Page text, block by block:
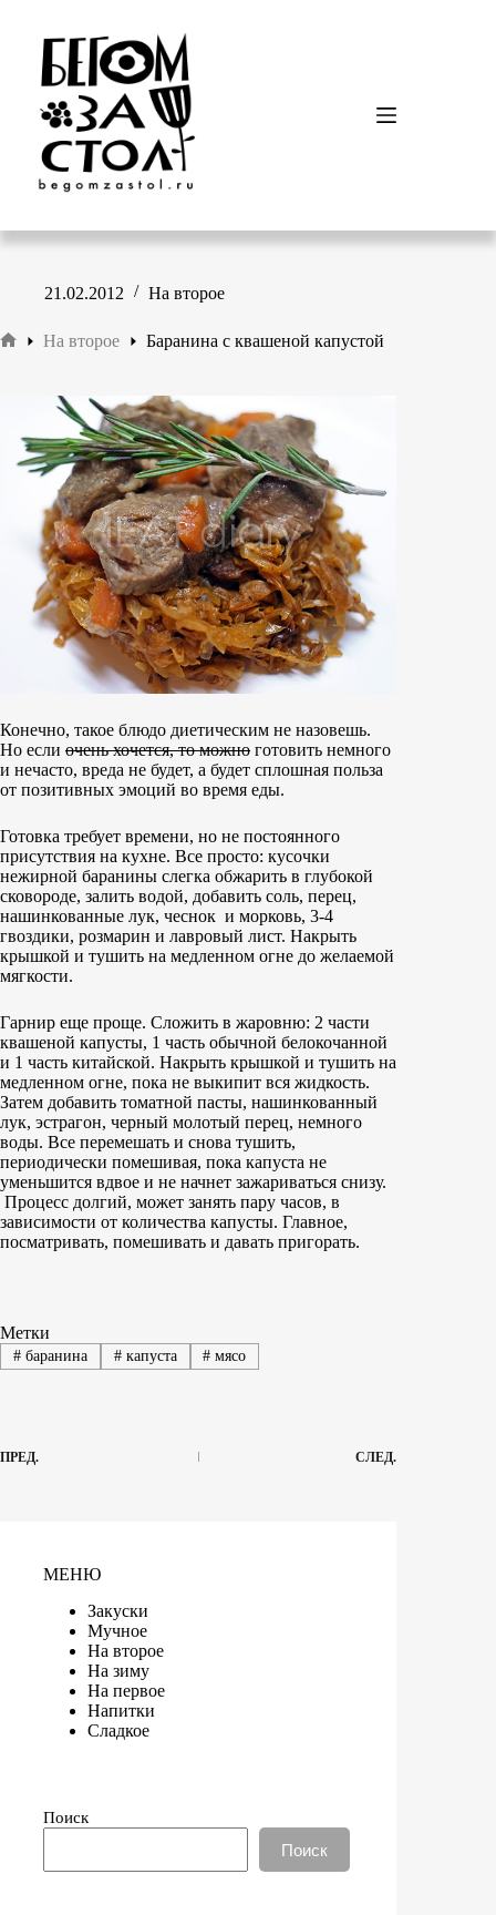
21.02.2012 На второе
На второе Баранина с квашеной капустой
Конечно, такое блюдо диетическим не назовешь.
Но если очень хочется, то можно готовить немного
и нечасто, вреда не будет, а будет сплошная польза
от позитивных эмоций во время еды.
Готовка требует времени, но не постоянного
присутствия на кухне. Все просто: кусочки
нежирной баранины слегка обжарить в глубокой
сковороде, залить водой, добавить соль, перец,
нашинкованные лук, чеснок и морковь, 3-4
гвоздики, розмарин и лавровый лист. Накрыть
крышкой и тушить на медленном огне до желаемой
мягкости.
Гарнир еще проще. Сложить в жаровню: 2 части
квашеной капусты, 1 часть обычной белокочанной
и 1 часть китайской. Накрыть крышкой и тушить на
медленном огне, пока не выкипит вся жидкость.
Затем добавить томатной пасты, нашинкованный
лук, эстрагон, черный молотый перец, немного
воды. Все перемешать и снова тушить,
периодически помешивая, пока капуста не
уменьшится вдвое и не начнет зажариваться снизу.
Процесс долгий, может занять пару часов, в
зависимости от количества капусты. Главное,
посматривать, помешивать и давать пригорать.
Метки
#баранина #капуста # мясо
ПРЕД. СЛЕД.
МЕНЮ
Закуски
Мучное
На второе
На зиму
На первое
Напитки
Сладкое
Поиск
Поиск